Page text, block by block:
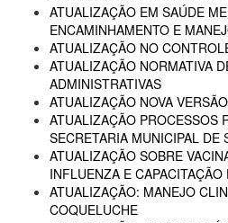
ATUALIZAÇÃO EM SAÚDE
ENCAMINHAMENTO E
ATUALIZAÇÃO NO
ATUALIZAÇÃO NORMATIVA
ADMINISTRATIVAS
ATUALIZAÇÃO NOVA
ATUALIZAÇÃO PROCESSOS
SECRETARIA MUNICIPAL DE
ATUALIZAÇÃO SOBRE
INFLUENZA E
ATUALIZAÇÃO: MANEJO
COQUELUCHE